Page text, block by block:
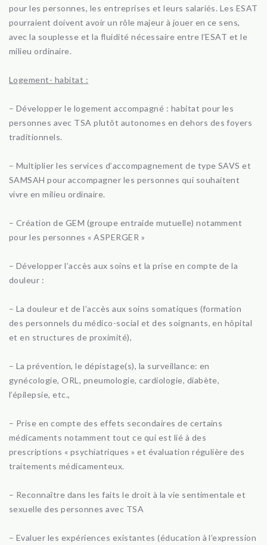
pour les personnes, les entreprises et leurs salariés. Les ESAT
pourraient doivent avoir un rôle majeur à jouer en ce sens,
avec la souplesse et la fluidité nécessaire entre l’ESAT et le
milieu ordinaire.
Logement- habitat :
– Développer le logement accompagné : habitat pour les
personnes avec TSA plutôt autonomes en dehors des foyers
traditionnels.
– Multiplier les services d’accompagnement de type SAVS et
SAMSAH pour accompagner les personnes qui souhaitent
vivre en milieu ordinaire.
– Création de GEM (groupe entraide mutuelle) notamment
pour les personnes « ASPERGER »
– Développer l’accès aux soins et la prise en compte de la
douleur :
– La douleur et de l’accès aux soins somatiques (formation
des personnels du médico-social et des soignants, en hôpital
et en structures de proximité),
– La prévention, le dépistage(s), la surveillance: en
gynécologie, ORL, pneumologie, cardiologie, diabète,
l’épilepsie, etc.,
– Prise en compte des effets secondaires de certains
médicaments notamment tout ce qui est lié à des
prescriptions « psychiatriques » et évaluation régulière des
traitements médicamenteux.
– Reconnaître dans les faits le droit à la vie sentimentale et
sexuelle des personnes avec TSA
– Evaluer les expériences existantes (éducation à l’expression